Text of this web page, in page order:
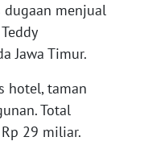
dugaan menjual
Jawa Timur.
hotel, taman
Total
29 miliar.